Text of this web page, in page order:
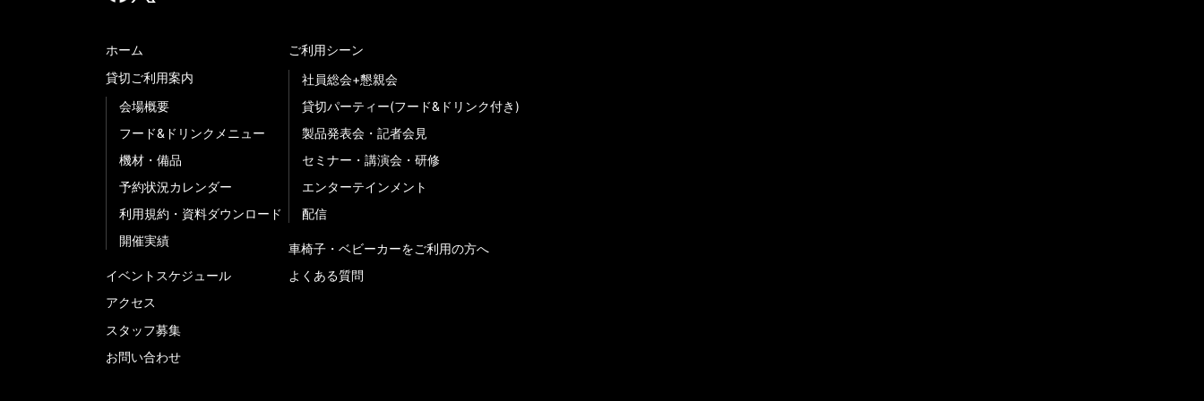
ホーム
貸切ご利用案内
会場概要
フード&ドリンクメニュー
機材・備品
予約状況カレンダー
利用規約・資料ダウンロード
開催実績
イベントスケジュール
アクセス
スタッフ募集
お問い合わせ
ご利用シーン
社員総会+懇親会
貸切パーティー(フード&ドリンク付き)
製品発表会・記者会見
セミナー・講演会・研修
エンターテインメント
配信
車椅子・ベビーカーをご利用の方へ
よくある質問